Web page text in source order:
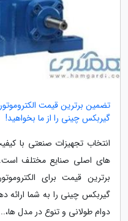
تضمین برترین قیمت
گیربکس چینی را از ما بخواهید!
انتخاب تجهیزات صنعتی با
های اصلی صنایع مختلف است.
برترین قیمت برای
گیربکس چینی را به شما ارائه
دوام طولانی و تنوع در مدل